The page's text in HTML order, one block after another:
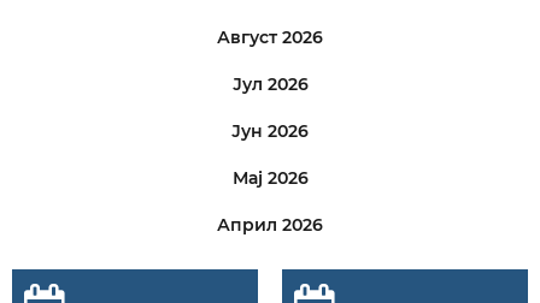
Август 2026
Јул 2026
Јун 2026
Мај 2026
Април 2026